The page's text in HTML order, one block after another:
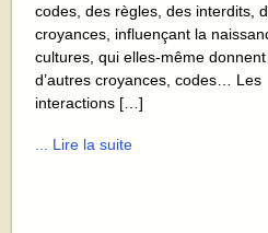
codes, des règles, des interdits,
croyances, influençant la
cultures, qui elles-même
d’autres croyances, codes… Les
interactions […]
... Lire la suite